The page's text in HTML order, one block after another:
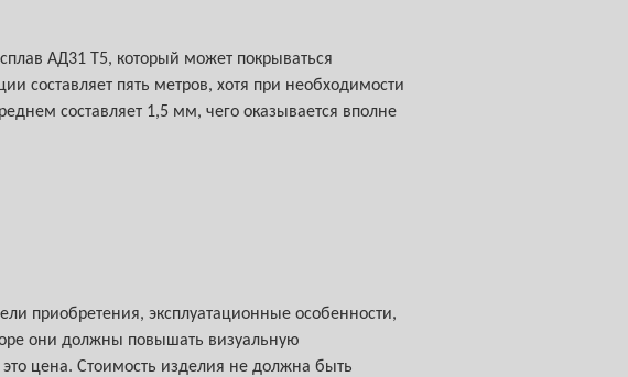
АД31 Т5, который может покрываться
составляет пять метров, хотя при необходимости
составляет 1,5 мм, чего оказывается вполне
приобретения, эксплуатационные особенности,
они должны повышать визуальную
цена. Стоимость изделия не должна быть